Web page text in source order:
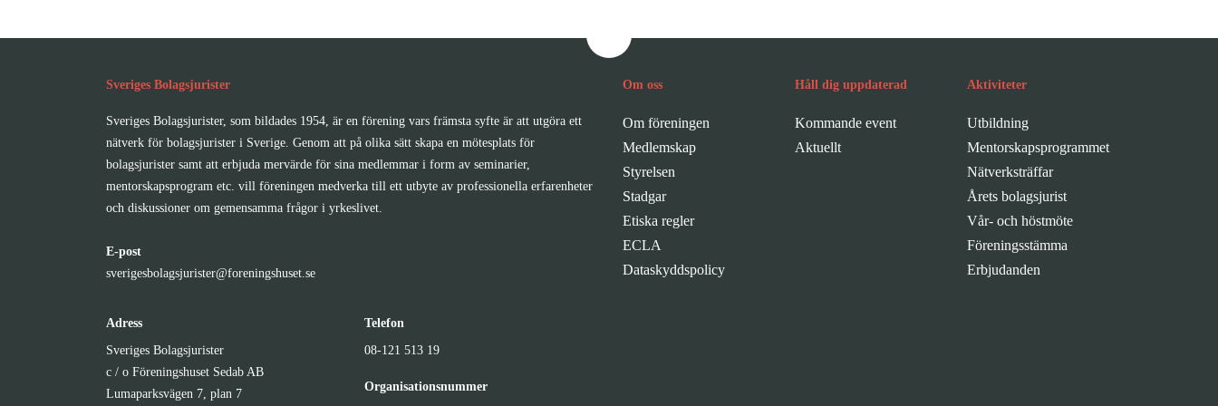
Sveriges Bolagsjurister
Sveriges Bolagsjurister, som bildades 1954, är en förening vars främsta syfte är att utgöra ett
nätverk för bolagsjurister i Sverige. Genom att på olika sätt skapa en mötesplats för
bolagsjurister samt att erbjuda mervärde för sina medlemmar i form av seminarier,
mentorskapsprogram etc. vill föreningen medverka till ett utbyte av professionella erfarenheter
och diskussioner om gemensamma frågor i yrkeslivet.
E-post
sverigesbolagsjurister@foreningshuset.se
Adress
Sveriges Bolagsjurister
c / o Föreningshuset Sedab AB
Lumaparksvägen 7, plan 7
Telefon
08-121 513 19
Organisationsnummer
Om oss
Om föreningen
Medlemskap
Styrelsen
Stadgar
Etiska regler
ECLA
Dataskyddspolicy
Håll dig uppdaterad
Kommande event
Aktuellt
Aktiviteter
Utbildning
Mentorskapsprogrammet
Nätverksträffar
Årets bolagsjurist
Vår- och höstmöte
Föreningsstämma
Erbjudanden